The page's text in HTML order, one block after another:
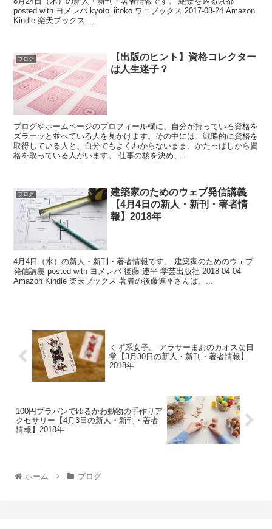
posted with ヨメレバ kyoto_iitoko ワニブックス 2017-08-24 Amazon
Kindle 楽天ブックス ...
ブログ
【出版のヒント】資格コレクター
は人生迷子？
ブログやホームページのプロフィール欄に、自分が持っている資格を
ズラーッと並べている人を見かけます。その中には、戦略的に資格を
取得している人と、自分でもよくわからないまま、かたっぱしから資
格を取っている人がいます。 仕事の核を決め、...
ブログ
建築家のためのウェブ発信講義
【4月4日の新人・新刊・著者情
報】2018年
4月4日（水）の新人・新刊・著者情報です。 建築家のためのウェブ
発信講義 posted with ヨメレバ 後藤 連平 学芸出版社 2018-04-04
Amazon Kindle 楽天ブックス 著者の後藤連平さんは、...
くず系女子。 アラサーまおのカオスな日
常【3月30日の新人・新刊・著者情報】
2018年
100円プラバンでゆるかわ動物の手作りア
クセサリー【4月3日の新人・新刊・著者
情報】2018年
ホーム ブログ